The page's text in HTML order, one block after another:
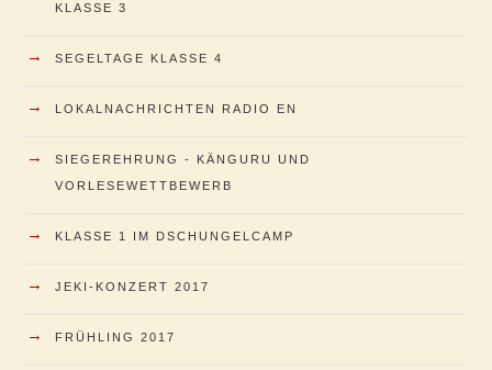
KLASSE 3
→ SEGELTAGE KLASSE 4
→ LOKALNACHRICHTEN RADIO EN
→
SIEGEREHRUNG - KÄNGURU UND
VORLESEWETTBEWERB
→ KLASSE 1 IM DSCHUNGELCAMP
→ JEKI-KONZERT 2017
→ FRÜHLING 2017